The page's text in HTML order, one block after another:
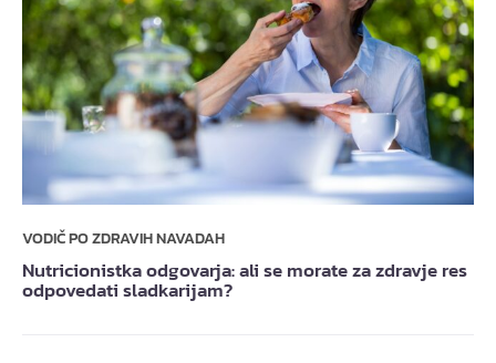
VODIČ PO ZDRAVIH NAVADAH
Nutricionistka odgovarja: ali se morate za zdravje res
odpovedati sladkarijam?